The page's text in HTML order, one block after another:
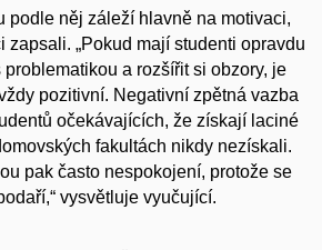
podle něj záleží hlavně na motivaci,
zapsali. „Pokud mají studenti opravdu
a rozšířit si obzory, je
pozitivní. Negativní zpětná vazba
očekávajících, že získají laciné
fakultách nikdy nezískali.
pak často nespokojení, protože se
vysvětluje vyučující.